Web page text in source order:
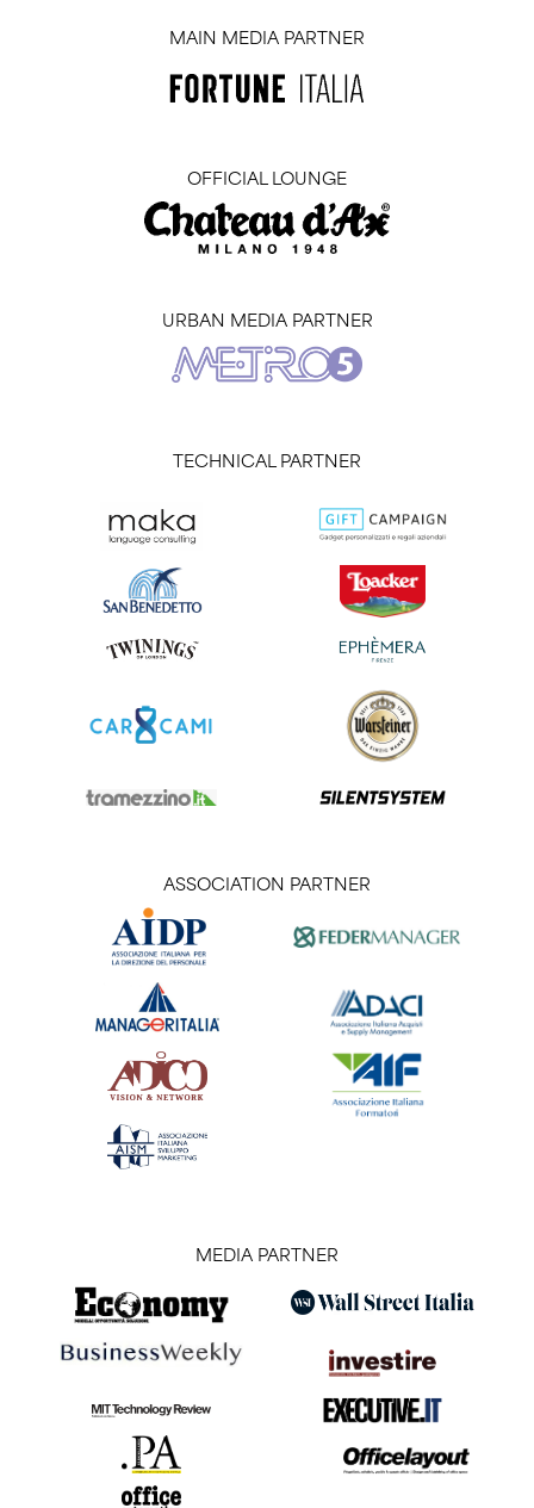
MAIN MEDIA PARTNER
OFFICIAL LOUNGE
URBAN MEDIA PARTNER
TECHNICAL PARTNER
ASSOCIATION PARTNER
MEDIA PARTNER